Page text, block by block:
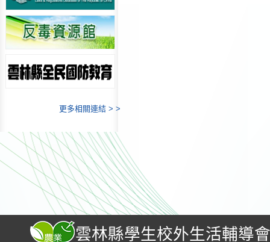
更多相關連結 > >
雲林縣學生校外生活輔導會